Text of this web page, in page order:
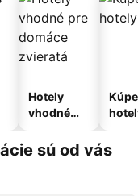
Hotely
vhodné
domáce
zvieratá
sú od vás